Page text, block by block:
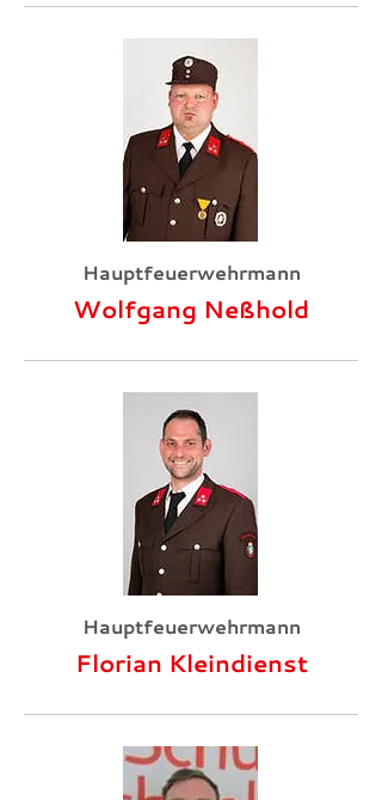
Hauptfeuerwehrmann
Wolfgang Neßhold
Hauptfeuerwehrmann
Florian Kleindienst